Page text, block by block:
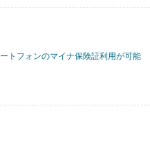
トフォンのマイナ保険証利用が可能